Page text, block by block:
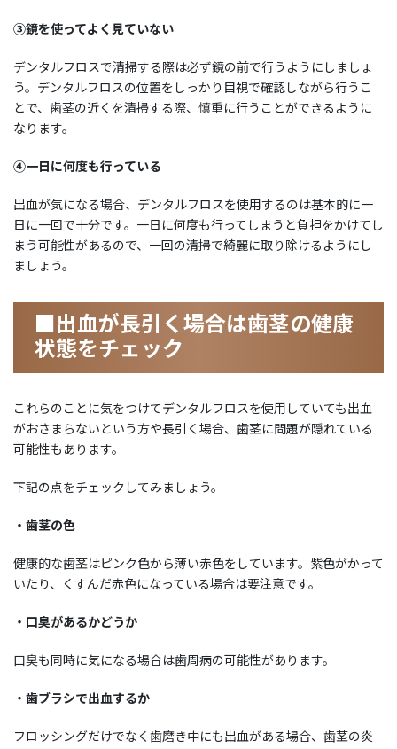
③鏡を使ってよく見ていない
デンタルフロスで清掃する際は必ず鏡の前で行うようにしましょ
う。デンタルフロスの位置をしっかり目視で確認しながら行うこ
とで、歯茎の近くを清掃する際、慎重に行うことができるように
なります。
④一日に何度も行っている
出血が気になる場合、デンタルフロスを使用するのは基本的に一
日に一回で十分です。一日に何度も行ってしまうと負担をかけてし
まう可能性があるので、一回の清掃で綺麗に取り除けるようにし
ましょう。
■出血が長引く場合は歯茎の健康
状態をチェック
これらのことに気をつけてデンタルフロスを使用していても出血
がおさまらないという方や長引く場合、歯茎に問題が隠れている
可能性もあります。
下記の点をチェックしてみましょう。
・歯茎の色
健康的な歯茎はピンク色から薄い赤色をしています。紫色がかって
いたり、くすんだ赤色になっている場合は要注意です。
・口臭があるかどうか
口臭も同時に気になる場合は歯周病の可能性があります。
・歯ブラシで出血するか
フロッシングだけでなく歯磨き中にも出血がある場合、歯茎の炎